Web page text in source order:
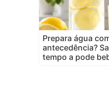
Prepara água
antecedência?
tempo a pode